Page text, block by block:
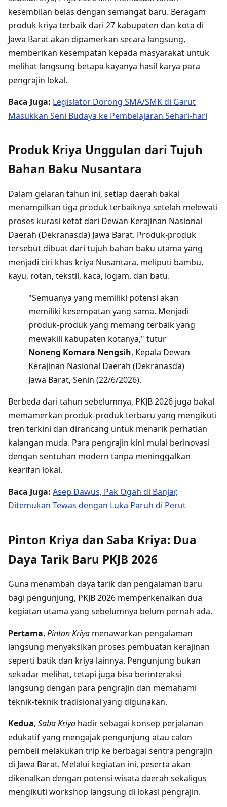
kesembilan belas dengan semangat baru. Beragam
produk kriya terbaik dari 27 kabupaten dan kota di
Jawa Barat akan dipamerkan secara langsung,
memberikan kesempatan kepada masyarakat untuk
melihat langsung betapa kayanya hasil karya para
pengrajin lokal.
Baca Juga: Legislator Dorong SMA/SMK di Garut
Masukkan Seni Budaya ke Pembelajaran Sehari-hari
Produk Kriya Unggulan dari Tujuh
Bahan Baku Nusantara
Dalam gelaran tahun ini, setiap daerah bakal
menampilkan tiga produk terbaiknya setelah melewati
proses kurasi ketat dari Dewan Kerajinan Nasional
Daerah (Dekranasda) Jawa Barat. Produk-produk
tersebut dibuat dari tujuh bahan baku utama yang
menjadi ciri khas kriya Nusantara, meliputi bambu,
kayu, rotan, tekstil, kaca, logam, dan batu.
"Semuanya yang memiliki potensi akan
memiliki kesempatan yang sama. Menjadi
produk-produk yang memang terbaik yang
mewakili kabupaten kotanya," tutur
Noneng Komara Nengsih, Kepala Dewan
Kerajinan Nasional Daerah (Dekranasda)
Jawa Barat, Senin (22/6/2026).
Berbeda dari tahun sebelumnya, PKJB 2026 juga bakal
memamerkan produk-produk terbaru yang mengikuti
tren terkini dan dirancang untuk menarik perhatian
kalangan muda. Para pengrajin kini mulai berinovasi
dengan sentuhan modern tanpa meninggalkan
kearifan lokal.
Baca Juga: Asep Dawus, Pak Ogah di Banjar,
Ditemukan Tewas dengan Luka Paruh di Perut
Pinton Kriya dan Saba Kriya: Dua
Daya Tarik Baru PKJB 2026
Guna menambah daya tarik dan pengalaman baru
bagi pengunjung, PKJB 2026 memperkenalkan dua
kegiatan utama yang sebelumnya belum pernah ada.
Pertama, Pinton Kriya menawarkan pengalaman
langsung menyaksikan proses pembuatan kerajinan
seperti batik dan kriya lainnya. Pengunjung bukan
sekadar melihat, tetapi juga bisa berinteraksi
langsung dengan para pengrajin dan memahami
teknik-teknik tradisional yang digunakan.
Kedua, Saba Kriya hadir sebagai konsep perjalanan
edukatif yang mengajak pengunjung atau calon
pembeli melakukan trip ke berbagai sentra pengrajin
di Jawa Barat. Melalui kegiatan ini, peserta akan
dikenalkan dengan potensi wisata daerah sekaligus
mengikuti workshop langsung di lokasi pengrajin.